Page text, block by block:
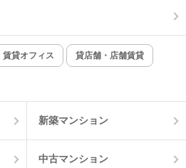
貸オフィス 貸店舗・店舗賃貸
新築マンション
中古マンション